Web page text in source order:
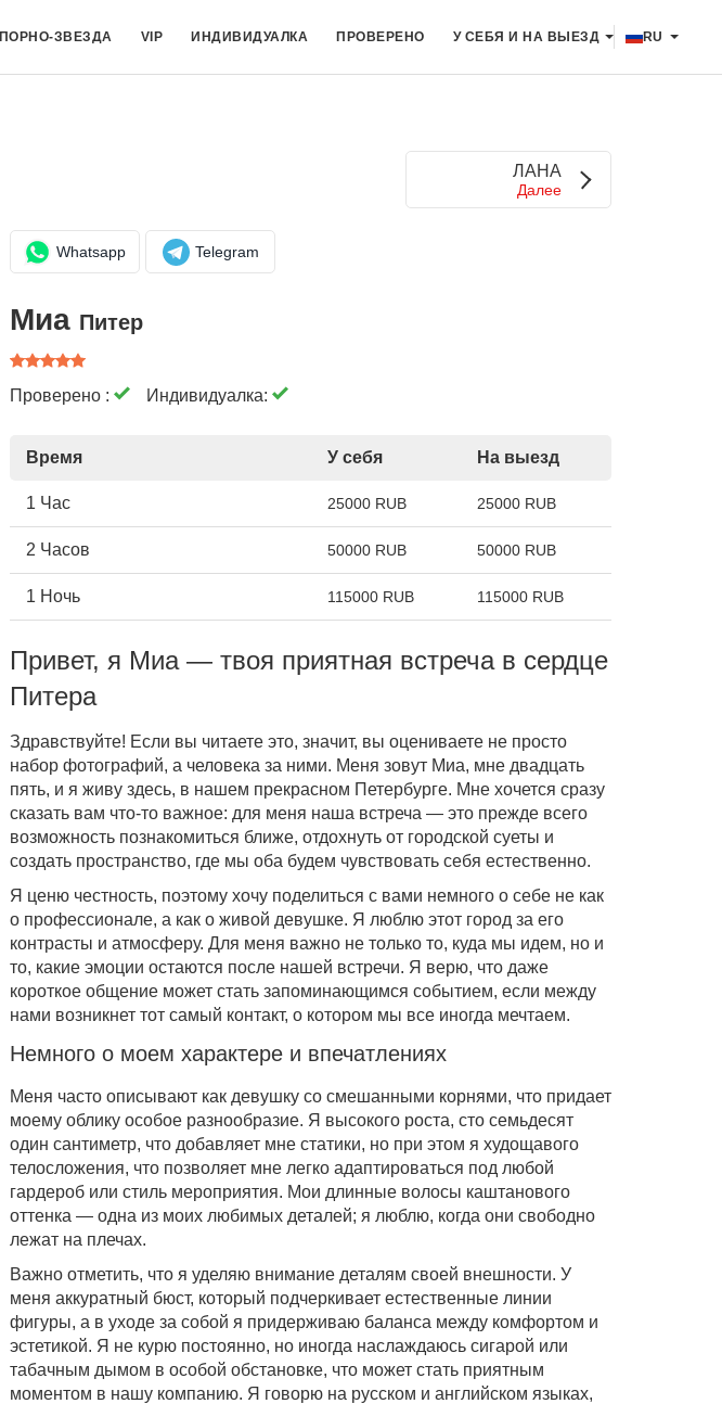
ПОРНО-ЗВЕЗДА VIP ИНДИВИДУАЛКА ПРОВЕРЕНО У СЕБЯ И НА ВЫЕЗД RU
ЛАНА
Далее
Whatsapp Telegram
Миа Питер
Проверено : Индивидуалка:
Время У себя На выезд
1 Час 25000 RUB 25000 RUB
2 Часов 50000 RUB 50000 RUB
1 Ночь 115000 RUB 115000 RUB
Привет, я Миа — твоя приятная встреча в сердце
Питера
Здравствуйте! Если вы читаете это, значит, вы оцениваете не просто
набор фотографий, а человека за ними. Меня зовут Миа, мне двадцать
пять, и я живу здесь, в нашем прекрасном Петербурге. Мне хочется сразу
сказать вам что-то важное: для меня наша встреча — это прежде всего
возможность познакомиться ближе, отдохнуть от городской суеты и
создать пространство, где мы оба будем чувствовать себя естественно.
Я ценю честность, поэтому хочу поделиться с вами немного о себе не как
о профессионале, а как о живой девушке. Я люблю этот город за его
контрасты и атмосферу. Для меня важно не только то, куда мы идем, но и
то, какие эмоции остаются после нашей встречи. Я верю, что даже
короткое общение может стать запоминающимся событием, если между
нами возникнет тот самый контакт, о котором мы все иногда мечтаем.
Немного о моем характере и впечатлениях
Меня часто описывают как девушку со смешанными корнями, что придает
моему облику особое разнообразие. Я высокого роста, сто семьдесят
один сантиметр, что добавляет мне статики, но при этом я худощавого
телосложения, что позволяет мне легко адаптироваться под любой
гардероб или стиль мероприятия. Мои длинные волосы каштанового
оттенка — одна из моих любимых деталей; я люблю, когда они свободно
лежат на плечах.
Важно отметить, что я уделяю внимание деталям своей внешности. У
меня аккуратный бюст, который подчеркивает естественные линии
фигуры, а в уходе за собой я придерживаю баланса между комфортом и
эстетикой. Я не курю постоянно, но иногда наслаждаюсь сигарой или
табачным дымом в особой обстановке, что может стать приятным
моментом в нашу компанию. Я говорю на русском и английском языках,